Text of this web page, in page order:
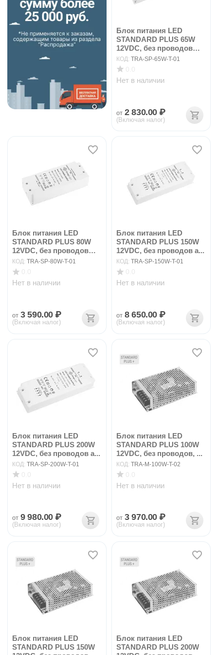
Блок питания LED
STANDARD PLUS 65W
12VDC, без проводов
ар...
КОД: TRA-SP-65W-T-01
Нет в наличии
от 2 830.00 ₽
(Включая налог)
Блок питания LED
STANDARD PLUS 80W
12VDC, без проводов
ар...
КОД: TRA-SP-80W-T-01
Нет в наличии
от 3 590.00 ₽
(Включая налог)
Блок питания LED
STANDARD PLUS 150W
12VDC, без проводов а...
КОД: TRA-SP-150W-T-01
Нет в наличии
от 8 650.00 ₽
(Включая налог)
Блок питания LED
STANDARD PLUS 200W
12VDC, без проводов а...
КОД: TRA-SP-200W-T-01
Нет в наличии
от 9 980.00 ₽
(Включая налог)
Блок питания LED
STANDARD PLUS 100W
12VDC, без проводов, ...
КОД: TRA-M-100W-T-02
Нет в наличии
от 3 970.00 ₽
(Включая налог)
Блок питания LED
STANDARD PLUS 150W
Блок питания LED
STANDARD PLUS 200W